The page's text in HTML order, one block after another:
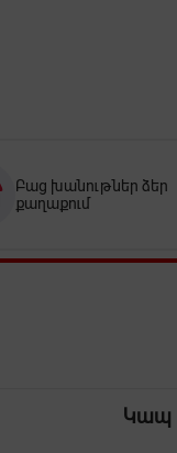
Բաց խանութներ ձեր
քաղաքում
Կապ